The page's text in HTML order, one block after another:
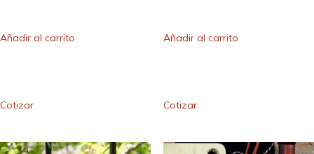
Añadir al carrito
Cotizar
Añadir al carrito
Cotizar